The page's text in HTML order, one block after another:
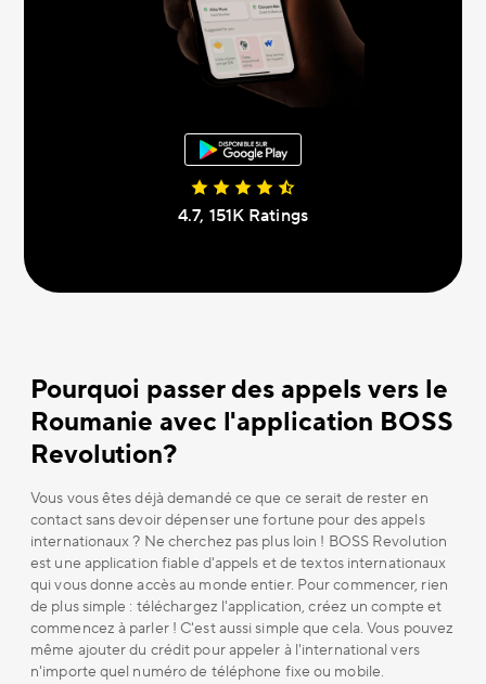
4.7, 151К Ratings
Pourquoi passer des appels vers le
Roumanie avec l'application BOSS
Revolution?
Vous vous êtes déjà demandé ce que ce serait de rester en
contact sans devoir dépenser une fortune pour des appels
internationaux ? Ne cherchez pas plus loin ! BOSS Revolution
est une application fiable d'appels et de textos internationaux
qui vous donne accès au monde entier. Pour commencer, rien
de plus simple : téléchargez l'application, créez un compte et
commencez à parler ! C'est aussi simple que cela. Vous pouvez
même ajouter du crédit pour appeler à l'international vers
n'importe quel numéro de téléphone fixe ou mobile.